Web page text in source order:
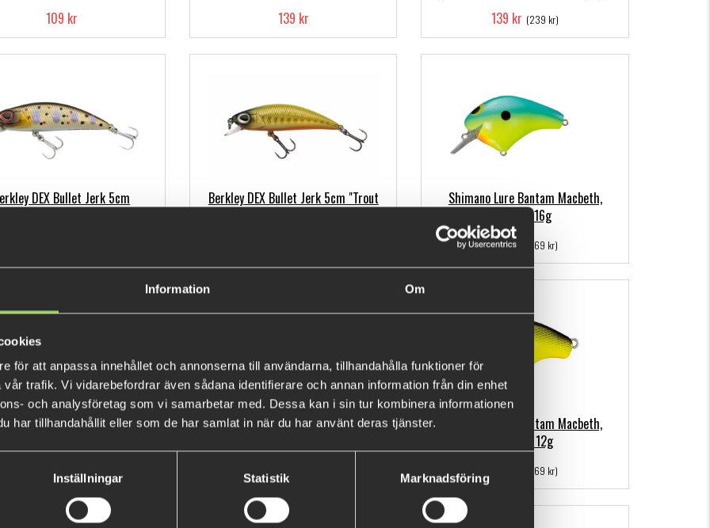
Information Om
för att anpassa innehållet och annonserna till användarna, tillhandahålla funktioner för
trafik. Vi vidarebefordrar även sådana identifierare och annan information från din enhet
och analysföretag som vi samarbetar med. Dessa kan i sin tur kombinera informationen
har tillhandahållit eller som de har samlat in när du har använt deras tjänster.
Inställningar Statistik Marknadsföring
109 kr 139 kr
139 kr (239 kr)
DEX Bullet Jerk 5cm
Berkley DEX Bullet Jerk 5cm "Trout
Shimano Lure Bantam Macbeth,
63mm 16g
109 kr
(169 kr)
Lure Bantam Pavlo shad
129 kr
(149 kr)
Shimano Bantam World Minnow Flash
249 kr
Shimano Lure Bantam Macbeth,
50mm, 12g
(169 kr)